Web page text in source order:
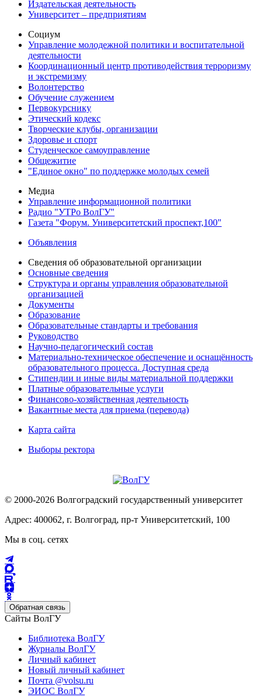
Издательская деятельность
Университет – предприятиям
Социум
Управление молодежной политики и воспитательной
деятельности
Координационный центр противодействия терроризму
и экстремизму
Волонтерство
Обучение служением
Первокурснику
Этический кодекс
Творческие клубы, организации
Здоровье и спорт
Студенческое самоуправление
Общежитие
"Единое окно" по поддержке молодых семей
Медиа
Управление информационной политики
Радио "УТРо ВолГУ"
Газета "Форум. Университетский проспект,100"
Объявления
Сведения об образовательной организации
Основные сведения
Структура и органы управления образовательной
организацией
Документы
Образование
Образовательные стандарты и требования
Руководство
Научно-педагогический состав
Материально-техническое обеспечение и оснащённость
образовательного процесса. Доступная среда
Стипендии и иные виды материальной поддержки
Платные образовательные услуги
Финансово-хозяйственная деятельность
Вакантные места для приема (перевода)
Карта сайта
Выборы ректора
© 2000-2026 Волгоградский государственный университет
Адрес: 400062, г. Волгоград, пр-т Университетский, 100
Мы в соц. сетях
Обратная связь
Сайты ВолГУ
Библиотека ВолГУ
Журналы ВолГУ
Личный кабинет
Новый личный кабинет
Почта @volsu.ru
ЭИОС ВолГУ